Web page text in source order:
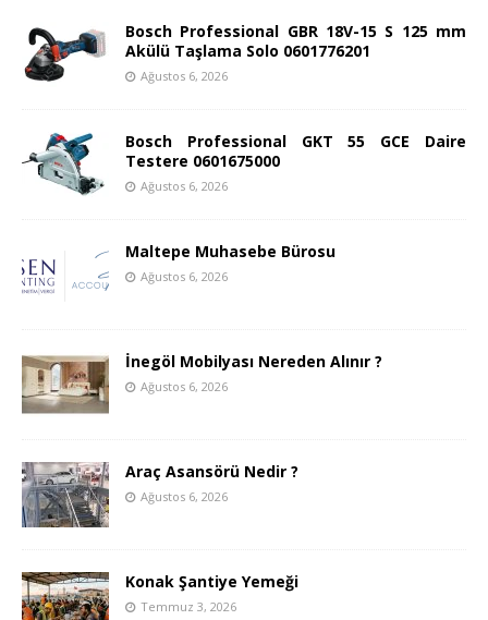
Bosch Professional GBR 18V-15 S 125 mm
Akülü Taşlama Solo 0601776201
Ağustos 6, 2026
Bosch Professional GKT 55 GCE Daire
Testere 0601675000
Ağustos 6, 2026
Maltepe Muhasebe Bürosu
Ağustos 6, 2026
İnegöl Mobilyası Nereden Alınır ?
Ağustos 6, 2026
Araç Asansörü Nedir ?
Ağustos 6, 2026
Konak Şantiye Yemeği
Temmuz 3, 2026